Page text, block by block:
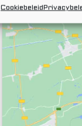
Cookiebeleid